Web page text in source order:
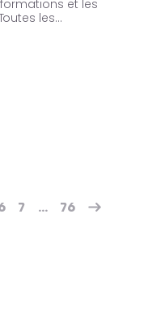
et les
les…
7 … 76